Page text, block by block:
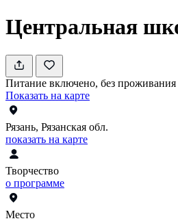
Центральная
Питание включено, без проживания
Показать на карте
Рязань, Рязанская обл.
показать на карте
Творчество
о программе
Место